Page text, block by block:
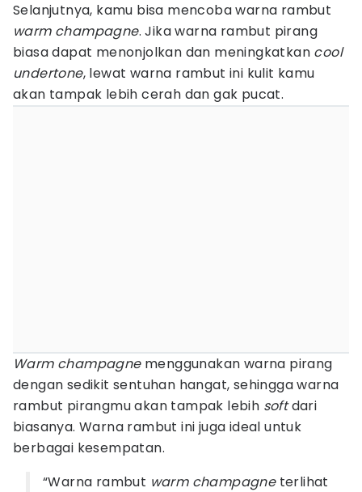
Selanjutnya, kamu bisa mencoba warna rambut
warm champagne. Jika warna rambut pirang
biasa dapat menonjolkan dan meningkatkan cool
undertone, lewat warna rambut ini kulit kamu
akan tampak lebih cerah dan gak pucat.
Warm champagnemenggunakan warna pirang
dengan sedikit sentuhan hangat, sehingga warna
rambut pirangmu akan tampak lebih softdari
biasanya. Warna rambut ini juga ideal untuk
berbagai kesempatan.
“Warna rambut warm champagneterlihat